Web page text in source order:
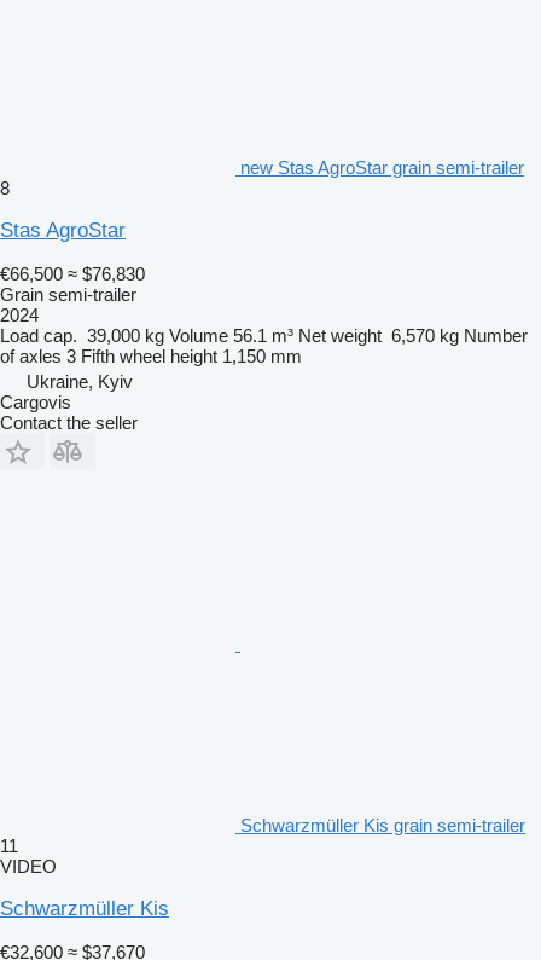
new Stas AgroStar grain semi-trailer
8
Stas AgroStar
€66,500 ≈ $76,830
Grain semi-trailer
2024
Load cap. 39,000 kg Volume 56.1 m³ Net weight 6,570 kg Number
of axles 3 Fifth wheel height 1,150 mm
Ukraine, Kyiv
Cargovis
Contact the seller
Schwarzmüller Kis grain semi-trailer
11
VIDEO
Schwarzmüller Kis
€32,600 ≈ $37,670